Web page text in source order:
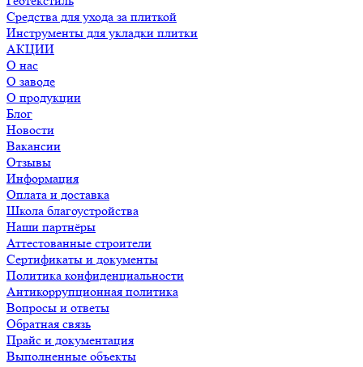
Средства для ухода за плиткой
Инструменты для укладки плитки
АКЦИИ
О нас
О заводе
О продукции
Блог
Новости
Вакансии
Отзывы
Информация
Оплата и доставка
Школа благоустройства
Наши партнёры
Аттестованные строители
Сертификаты и документы
Политика конфиденциальности
Антикоррупционная политика
Вопросы и ответы
Обратная связь
Прайс и документация
Выполненные объекты